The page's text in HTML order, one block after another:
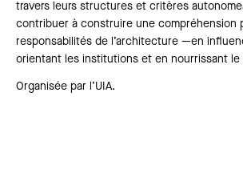
travers leurs structures et critères
contribuer à construire une compréhension
responsabilités de l’architecture —en
orientant les institutions et en nourrissant le
Organisée par l’UIA.